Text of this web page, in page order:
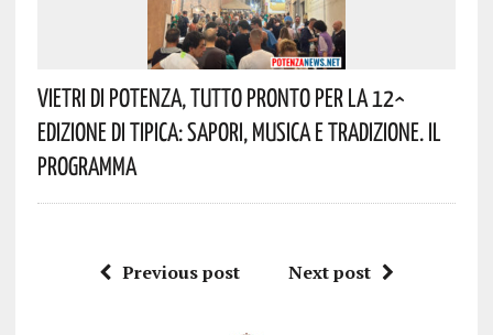
Vietri Di Potenza, Tutto Pronto Per La 12^
Edizione Di Tipica: Sapori, Musica E Tradizione. Il
Programma
Previous post Next post